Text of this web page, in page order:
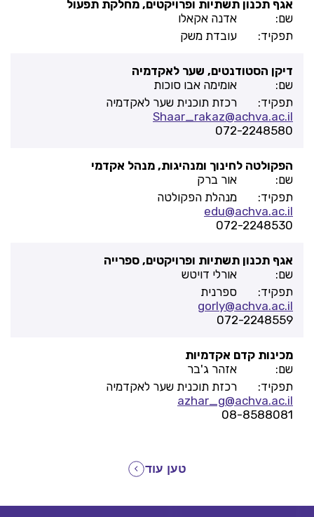
אגף תכנון תשתיות ופרויקטים, מחלקת תפעול
שם:
אדנה אקאלו
תפקיד:
עובדת משק
דיקן הסטודנטים, שער לאקדמיה
שם:
אומימה אבו סוכות
תפקיד:
רכזת תוכנית שער לאקדמיה
Shaar_rakaz@achva.ac.il
072-2248580
הפקולטה לחינוך ומנהיגות, מנהל אקדמי
שם:
אור ברק
תפקיד:
מנהלת הפקולטה
edu@achva.ac.il
072-2248530
אגף תכנון תשתיות ופרויקטים, ספרייה
שם:
אורלי דויטש
תפקיד:
ספרנית
gorly@achva.ac.il
072-2248559
מכינות קדם אקדמיות
שם:
אזהר ג'בר
תפקיד:
רכזת תוכנית שער לאקדמיה
azhar_g@achva.ac.il
08-8588081
טען עוד